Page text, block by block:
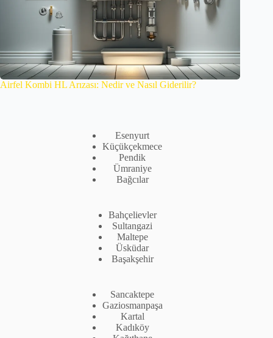
Airfel Kombi HL Arızası: Nedir ve Nasıl Giderilir?
Esenyurt
Küçükçekmece
Pendik
Ümraniye
Bağcılar
Bahçelievler
Sultangazi
Maltepe
Üsküdar
Başakşehir
Sancaktepe
Gaziosmanpaşa
Kartal
Kadıköy